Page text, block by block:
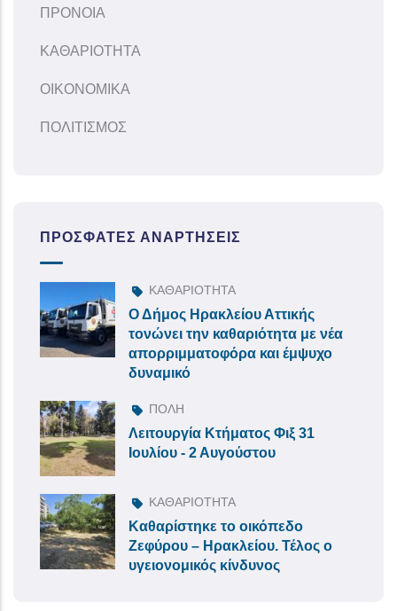
ΠΡΟΝΟΙΑ
ΚΑΘΑΡΙΟΤΗΤΑ
ΟΙΚΟΝΟΜΙΚΑ
ΠΟΛΙΤΙΣΜΟΣ
ΠΡΌΣΦΑΤΕΣ ΑΝΑΡΤΉΣΕΙΣ
ΚΑΘΑΡΙΟΤΗΤΑ
Ο Δήμος Ηρακλείου Αττικής
τονώνει την καθαριότητα με νέα
απορριμματοφόρα και έμψυχο
δυναμικό
ΠΟΛΗ
Λειτουργία Κτήματος Φιξ 31
Ιουλίου - 2 Αυγούστου
ΚΑΘΑΡΙΟΤΗΤΑ
Καθαρίστηκε το οικόπεδο
Ζεφύρου – Ηρακλείου. Τέλος ο
υγειονομικός κίνδυνος